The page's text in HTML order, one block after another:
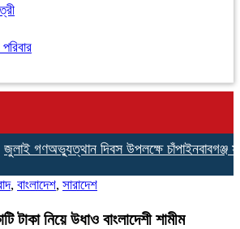
জুলাই গণঅভ্যুত্থান দিবস উপলক্ষে চাঁপাইনবাবগঞ্জ
, বাংলাদেশ, সারাদেশ
টাকা নিয়ে উধাও বাংলাদেশী শামীম